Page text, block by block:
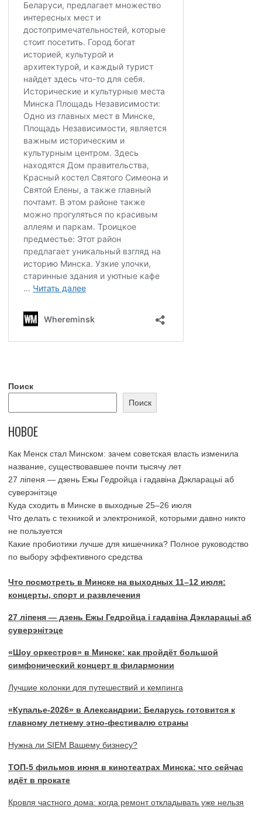
Поиск
Поиск
НОВОЕ
Как Менск стал Минском: зачем советская власть изменила
название, существовавшее почти тысячу лет
27 ліпеня — дзень Ежы Гедройца і гадавіна Дэкларацыі аб
суверэнітэце
Куда сходить в Минске в выходные 25–26 июля
Что делать с техникой и электроникой, которыми давно никто
не пользуется
Какие пробиотики лучше для кишечника? Полное руководство
по выбору эффективного средства
Что посмотреть в Минске на выходных 11–12 июля:
концерты, спорт и развлечения
27 ліпеня — дзень Ежы Гедройца і гадавіна Дэкларацыі аб
суверэнітэце
«Шоу оркестров» в Минске: как пройдёт большой
симфонический концерт в филармонии
Лучшие колонки для путешествий и кемпинга
«Купалье-2026» в Александрии: Беларусь готовится к
главному летнему этно-фестивалю страны
Нужна ли SIEM Вашему бизнесу?
ТОП-5 фильмов июня в кинотеатрах Минска: что сейчас
идёт в прокате
Кровля частного дома: когда ремонт откладывать уже нельзя